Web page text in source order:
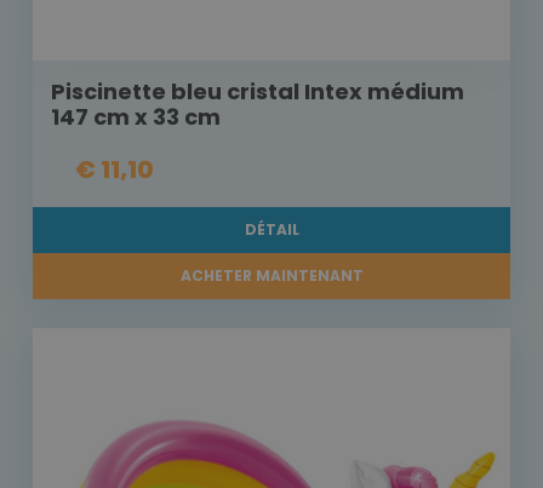
Piscinette bleu cristal Intex médium
147 cm x 33 cm
€ 11,10
DÉTAIL
ACHETER MAINTENANT